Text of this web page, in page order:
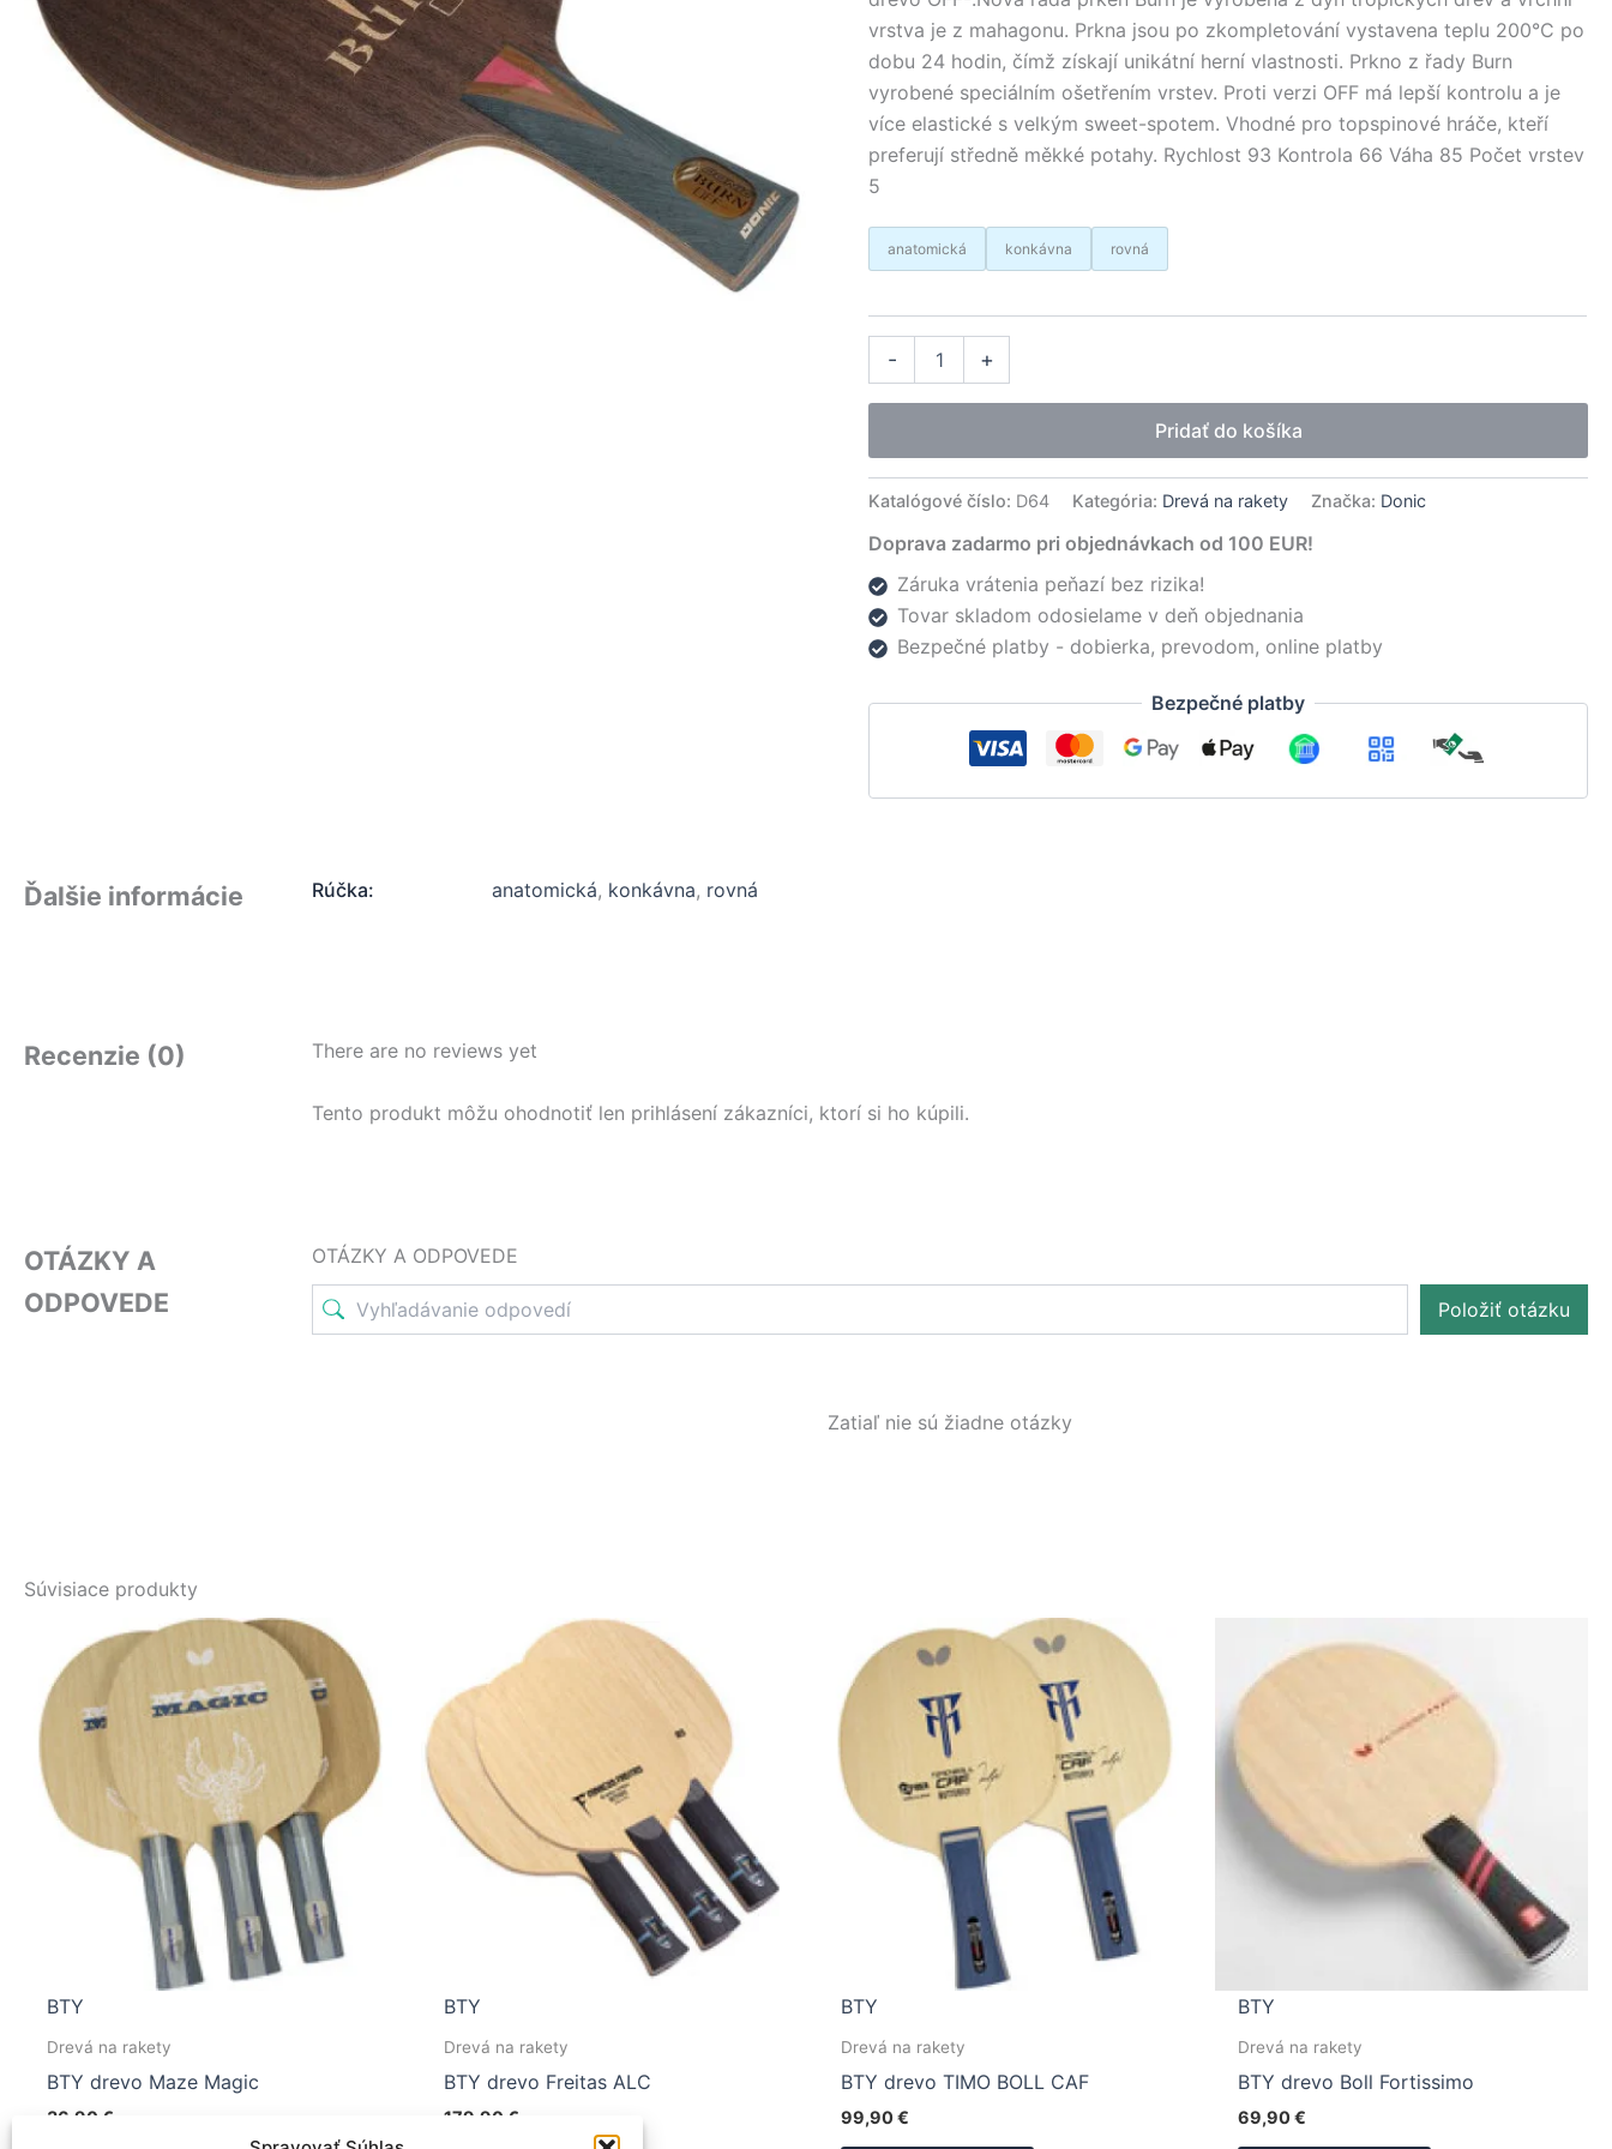
vrstva je z mahagonu. Prkna jsou po zkompletování vystavena teplu 200°C po
dobu 24 hodin, čímž získají unikátní herní vlastnosti. Prkno z řady Burn
vyrobené speciálním ošetřením vrstev. Proti verzi OFF má lepší kontrolu a je
více elastické s velkým sweet-spotem. Vhodné pro topspinové hráče, kteří
preferují středně měkké potahy. Rychlost 93 Kontrola 66 Váha 85 Počet vrstev
5
anatomická konkávna rovná
- +
Pridať do košíka
Katalógové číslo: D64 Kategória: Drevá na rakety Značka: Donic
Doprava zadarmo pri objednávkach od 100 EUR!
Záruka vrátenia peňazí bez rizika!
Tovar skladom odosielame v deň objednania
Bezpečné platby - dobierka, prevodom, online platby
Bezpečné platby
Ďalšie informácie Rúčka: anatomická, konkávna, rovná
Recenzie (0) There are no reviews yet
Tento produkt môžu ohodnotiť len prihlásení zákazníci, ktorí si ho kúpili.
OTÁZKY A
ODPOVEDE
OTÁZKY A ODPOVEDE
Položiť otázku
Zatiaľ nie sú žiadne otázky
Súvisiace produkty
BTY
Drevá na rakety
BTY drevo Maze Magic
36,90 €
BTY
Drevá na rakety
BTY drevo Freitas ALC
179,90 €
BTY
Drevá na rakety
BTY drevo TIMO BOLL CAF
99,90€
BTY
Drevá na rakety
BTY drevo Boll Fortissimo
69,90€